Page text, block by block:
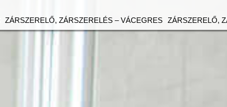
ZÁRSZERELŐ, ZÁRSZERELÉS – VÁCEGRES ZÁRSZERELŐ,